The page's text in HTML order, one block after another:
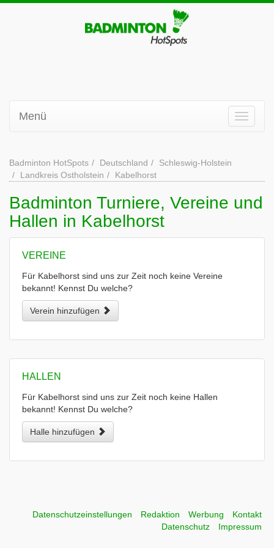
Menü
Badminton HotSpots Deutschland
Schleswig-Holstein
Landkreis Ostholstein
Kabelhorst
Badminton Turniere, Vereine und
Hallen in Kabelhorst
VEREINE
Für Kabelhorst sind uns zur Zeit noch keine Vereine
bekannt! Kennst Du welche?
Verein hinzufügen
HALLEN
Für Kabelhorst sind uns zur Zeit noch keine Hallen
bekannt! Kennst Du welche?
Halle hinzufügen
Datenschutzeinstellungen Redaktion Werbung
Kontakt
Datenschutz
Impressum